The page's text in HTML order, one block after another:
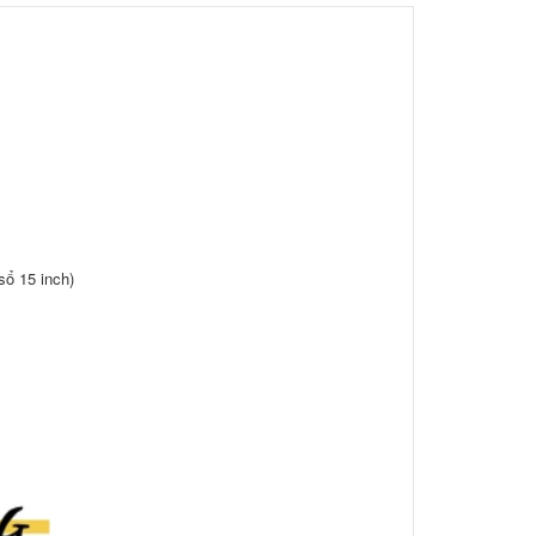
15 inch)